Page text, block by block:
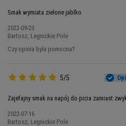
odżywek wielu
ważne, wszystkie nasze
Smak wymiata zielone jablko
2022-09-23
Bartosz, Legnickie Pole
Czy opinia była pomocna?
5/5
Zajefajny smak na napój do picia zamiast
2022-07-16
Bartosz, Legnickie Pole